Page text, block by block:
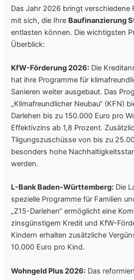
Das Jahr 2026 bringt verschiedene
mit sich, die Ihre Baufinanzierung
entlasten können. Die wichtigsten
Überblick:
KfW-Förderung 2026: Die
hat ihre Programme für
Sanieren weiter ausgebaut. Das
„Klimafreundlicher Neubau“ (KFN)
Darlehen bis zu 150.000 Euro pro
Effektivzins ab 1,8 Prozent.
Tilgungszuschüsse von bis zu
besonders hohe
werden.
L-Bank Baden-Württemberg: Die
spezielle Programme für Familien
„Z15-Darlehen“ ermöglicht eine
zinsgünstigem Kredit und KfW-
Kindern erhalten zusätzliche
10.000 Euro pro Kind.
Wohngeld Plus 2026: Das